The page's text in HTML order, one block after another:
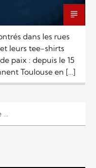
dans les rues
leurs tee-shirts
paix : depuis le 15
Toulouse en […]